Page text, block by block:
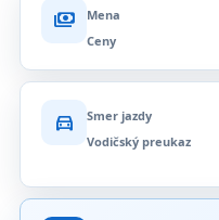
payments Mena
Ceny
directions_car Smer jazdy
Vodičský preukaz